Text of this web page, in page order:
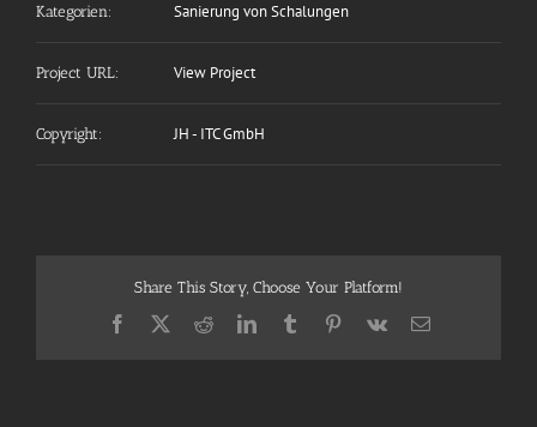
Kategorien: Sanierung von Schalungen
Project URL: View Project
Copyright: JH - ITC GmbH
Share This Story, Choose Your Platform!
Facebook
X RedditLinkedInTumblrPinterest
Vk
E-